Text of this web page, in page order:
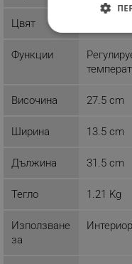
Цвят
Функции
Височина 27.5 cm
Ширина 13.5 cm
Дължина 31.5 cm
Тегло 1.21 Kg
Използване
за
Интериор
СТРОГО